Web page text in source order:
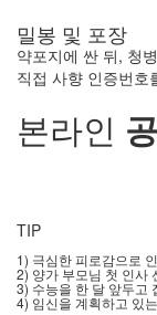
밀봉 및 포장
약포지에 싼 뒤, 청
직접 사향 인증번호
본라인
TIP
1) 극심한 피로감으로
2) 양가 부모님 첫 인사
3) 수능을 한 달 앞두고
4) 임신을 계획하고 있